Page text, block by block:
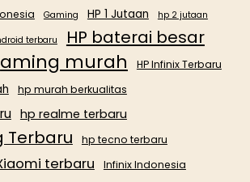
Gaming HP 1 Jutaan hp 2 jutaan
terbaru HP baterai besar
murah HP Infinix Terbaru
hp murah berkualitas
hp realme terbaru
Terbaru hp tecno terbaru
terbaru
Infinix Indonesia